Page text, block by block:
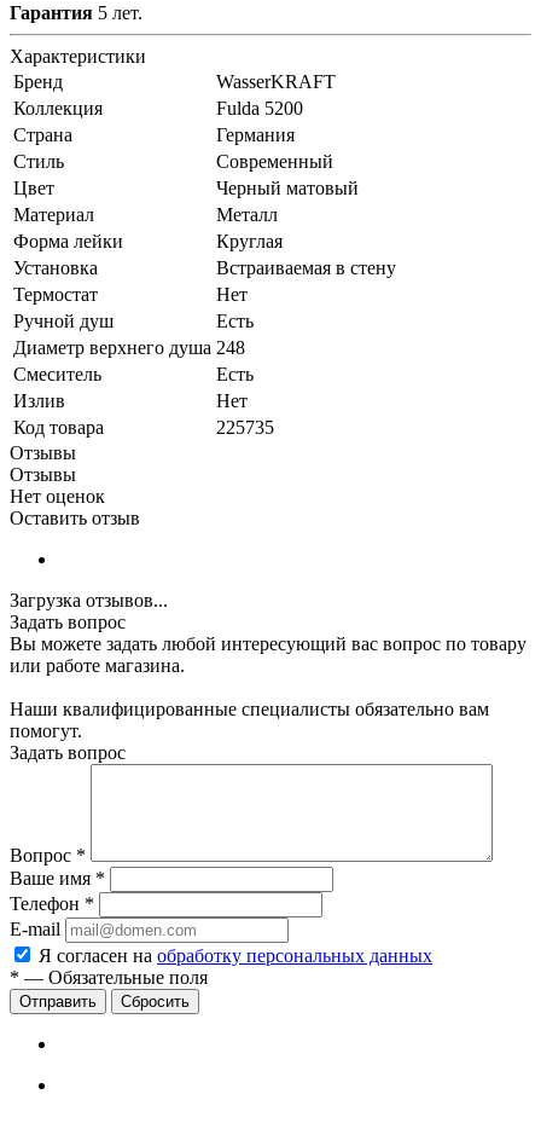
Гарантия 5 лет.
Характеристики
Бренд
WasserKRAFT
Коллекция
Fulda 5200
Страна
Германия
Стиль
Современный
Цвет
Черный матовый
Материал
Металл
Форма лейки
Круглая
Установка
Встраиваемая в стену
Термостат
Нет
Ручной душ
Есть
Диаметр верхнего душа 248
Смеситель
Есть
Излив
Нет
Код товара
225735
Отзывы
Отзывы
Нет оценок
Оставить отзыв
Загрузка отзывов...
Задать вопрос
Вы можете задать любой интересующий вас вопрос по товару
или работе магазина.
Наши квалифицированные специалисты обязательно вам
помогут.
Задать вопрос
Вопрос *
Ваше имя *
Телефон *
E-mail
Я согласен на обработку персональных данных
* — Обязательные поля
Сбросить